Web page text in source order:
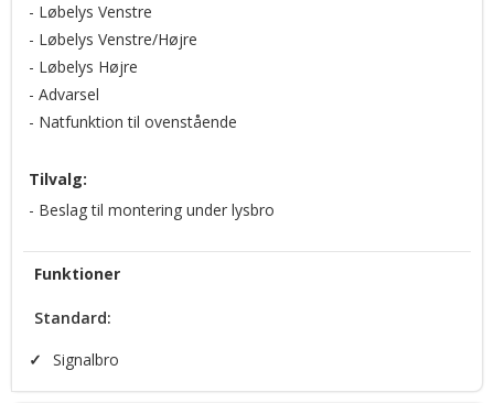
- Løbelys Venstre
- Løbelys Venstre/Højre
- Løbelys Højre
- Advarsel
- Natfunktion til ovenstående
Tilvalg:
- Beslag til montering under lysbro
Funktioner
Standard:
✓
Signalbro